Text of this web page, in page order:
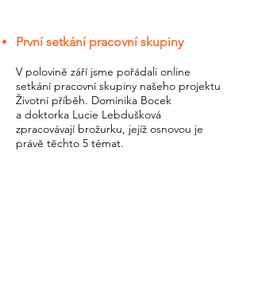
První setkání pracovní skupiny
V polovině září jsme pořádali online
setkání pracovní skupiny našeho projektu
Životní příběh. Dominika Bocek
a doktorka Lucie Lebdušková
zpracovávají brožurku, jejíž osnovou je
právě těchto 5 témat.